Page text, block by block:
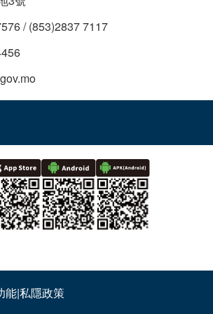
/ (853)2837 7117
能|私隱政策